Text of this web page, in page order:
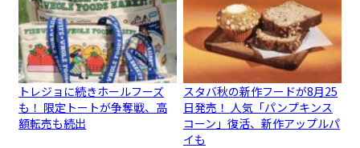
トレジョに続きホールフーズ
も！ 限定トートが争奪戦、高
額転売も続出
スタバ秋の新作フードが8月25
日発売！ 人気「パンプキンス
コーン」復活、新作アップルパ
イも